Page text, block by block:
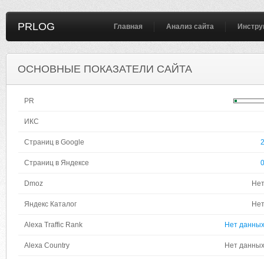
PRLOG Главная Анализ сайта
ОСНОВНЫЕ ПОКАЗАТЕЛИ САЙТА
PR
ИКС
Страниц в Google 2
Страниц в Яндексе 0
Dmoz Нет
Яндекс Каталог Нет
Alexa Traffic Rank Нет данных
Alexa Country Нет данных